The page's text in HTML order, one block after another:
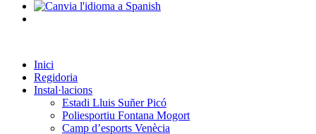
Inici
Regidoria
Instal·lacions
Estadi Lluis Suñer Picó
Poliesportiu Fontana Mogort
Camp d’esports Venècia